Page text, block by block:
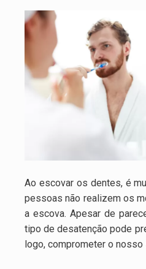
Ao escovar os dentes, é
pessoas não realizem os
a escova. Apesar de
tipo de desatenção pode
logo, comprometer o